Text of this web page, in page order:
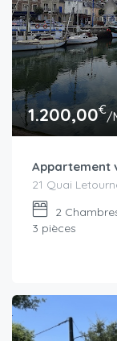
1.200,00€/
Appartement
2
3 pièces